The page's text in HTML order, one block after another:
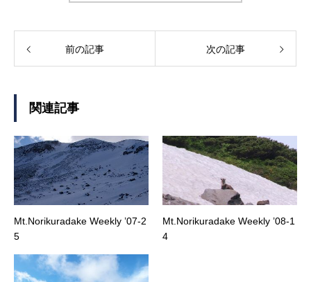
前の記事 次の記事
関連記事
Mt.Norikuradake Weekly ’07-2
5
Mt.Norikuradake Weekly ’08-1
4